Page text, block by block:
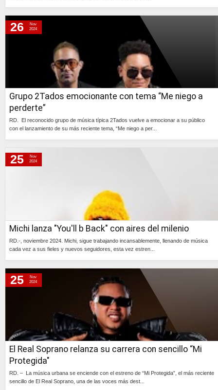
Grupo 2Tados emocionante con tema “Me niego a
perderte”
RD. El reconocido grupo de música típica 2Tados vuelve a emocionar a su público
con el lanzamiento de su más reciente tema, “Me niego a per...
26
Nov
2024
Michi lanza "You'll b Back" con aires del milenio
RD.-, noviembre 2024. Michi, sigue trabajando incansablemente, llenando de música
cada vez a sus fieles y nuevos seguidores, esta vez estren...
25
Nov
2024
El Real Soprano relanza su carrera con sencillo “Mi
Protegida"
RD. – La música urbana se enciende con el estreno de “Mi Protegida”, el más reciente
sencillo de El Real Soprano, una de las voces más dest...
25
Nov
2024